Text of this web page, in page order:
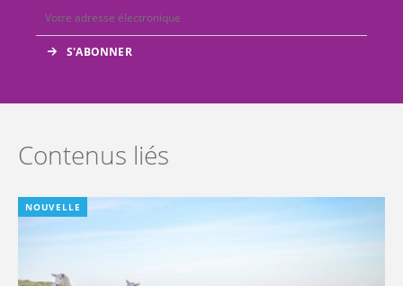
Contenus liés
NOUVELLE